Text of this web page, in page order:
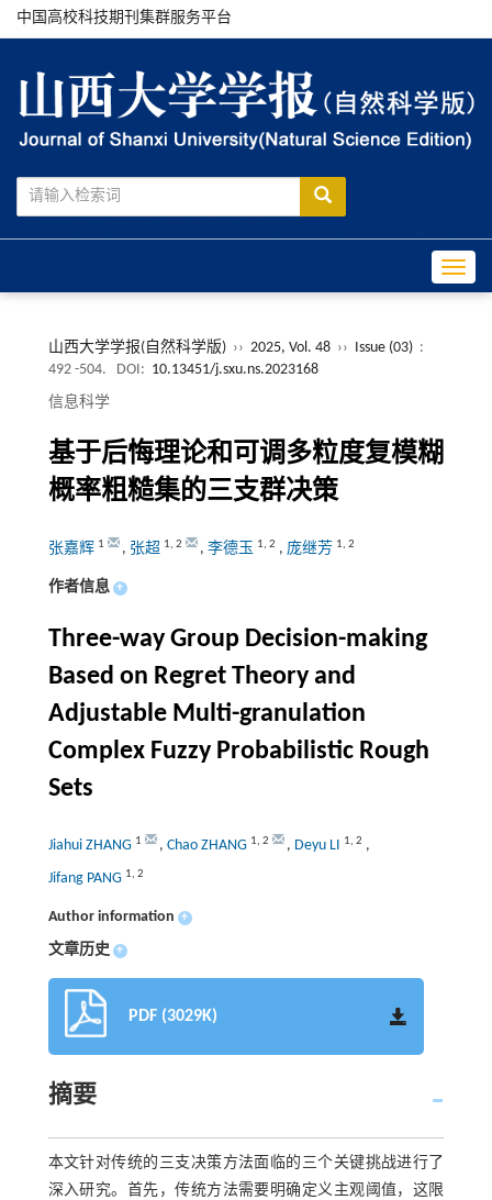
中国高校科技期刊集群服务平台
山西大学学报(自然科学版) ›› 2025, Vol. 48 ›› Issue (03) :
492 -504.
DOI: 10.13451/j.sxu.ns.2023168
信息科学
基于后悔理论和可调多粒度复模糊
概率粗糙集的三支群决策
张嘉辉 1 , 张超 1, 2 , 李德玉 1, 2 , 庞继芳 1, 2
作者信息 +
Three-way Group Decision-making
Based on Regret Theory and
Adjustable Multi-granulation
Complex Fuzzy Probabilistic Rough
Sets
Jiahui ZHANG 1 , Chao ZHANG 1, 2 , Deyu LI 1, 2 ,
Jifang PANG 1, 2
Author information +
文章历史 +
PDF (3029K)
摘要
本文针对传统的三支决策方法面临的三个关键挑战进行了
深入研究。首先，传统方法需要明确定义主观阈值，这限